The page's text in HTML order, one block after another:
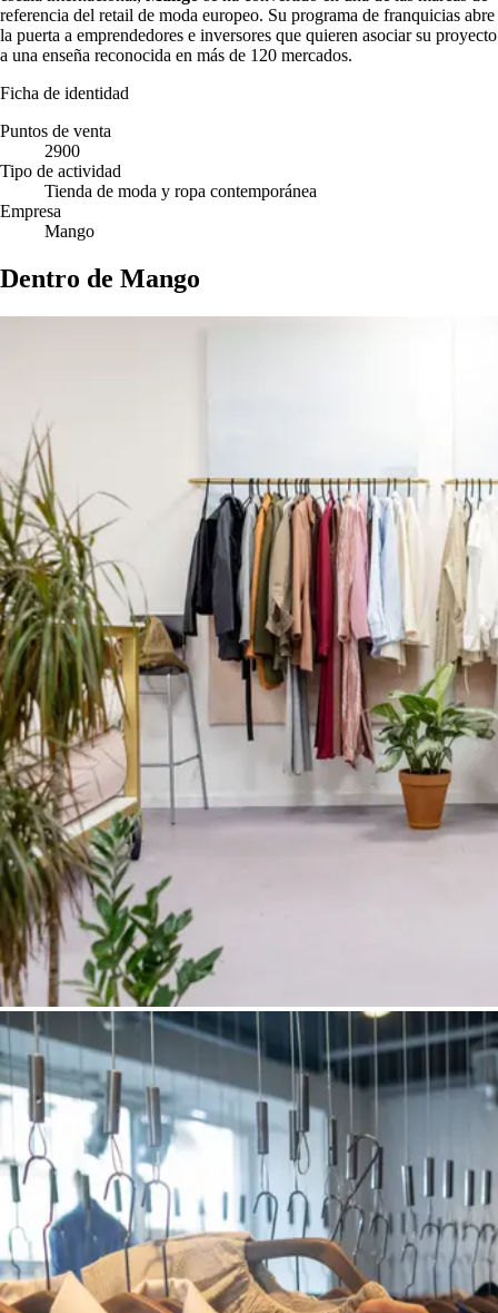
referencia del retail de moda europeo. Su programa de franquicias abre
la puerta a emprendedores e inversores que quieren asociar su proyecto
a una enseña reconocida en más de 120 mercados.
Ficha de identidad
Puntos de venta
2900
Tipo de actividad
Tienda de moda y ropa contemporánea
Empresa
Mango
Dentro de Mango